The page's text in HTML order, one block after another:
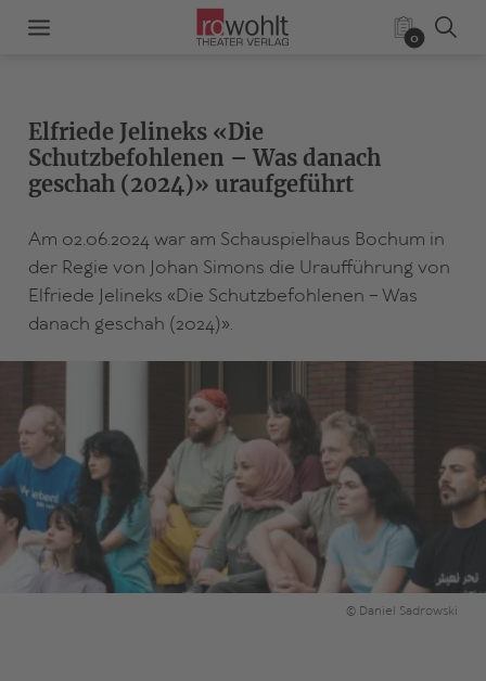
0
Elfriede Jelineks «Die
Schutzbefohlenen – Was danach
geschah (2024)» uraufgeführt
Am 02.06.2024 war am Schauspielhaus Bochum in
der Regie von Johan Simons die Uraufführung von
Elfriede Jelineks «Die Schutzbefohlenen – Was
danach geschah (2024)».
© Daniel Sadrowski